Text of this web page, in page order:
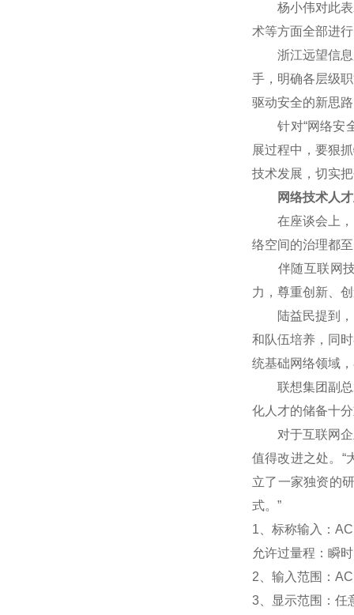
杨小伟对此表示
术等方面全部进
浙江远望信息股
手，明确各层级
驱动安全的新思
针对“网络安全
展过程中，要狠
技术发展，切实
网络技术人才
在座谈会上，网
络空间的治理都
伴随互联网技
力，尊重创新、
陆益民提到，
和队伍培养，同
统基础网络领域
联想集团副总裁
化人才的储备十
对于互联网企业
值得改进之处。“
立了一家独资的
式。”
1 、标称输入：
允许过量程：瞬
2 、输入范围：
3
显示范围： 任